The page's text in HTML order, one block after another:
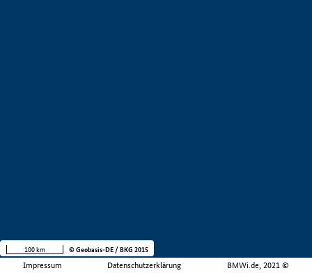
Impressum Datenschutzerklärung BMWi.de, 2021 ©
100 km © Geobasis-DE / BKG 2015